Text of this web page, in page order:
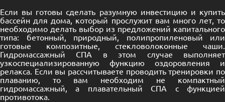
Если вы готовы сделать разумную инвестицию и купить
бассейн для дома, который прослужит вам много лет, то
необходимо делать выбор из предложений капитального
типа: бетонный, природный, полипропиленовый или
готовые композитные, стекловолоконные чаши.
Гидромассажный СПА в этом случае выполняет
узкоспециализированную функцию оздоровления и
релакса. Если вы рассчитываете проводить тренировки по
плаванию, то вам необходим не компактный
гидромассажный, а плавательный СПА с функцией
противотока.